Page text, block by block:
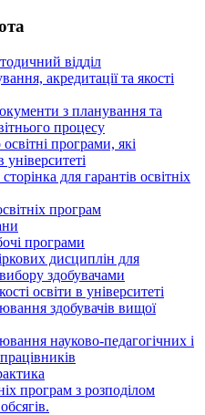
відділ
акредитації та якості
з планування та
процесу
програми, які
університеті
для гарантів освітніх
програм
програми
дисциплін для
здобувачами
освіти в університеті
здобувачів вищої
науково-педагогічних і
програм з розподілoм